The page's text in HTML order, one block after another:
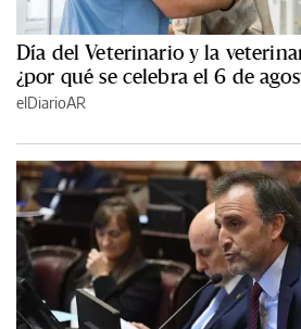
Día del Veterinario y la
¿por qué se celebra el 6 de
elDiarioAR